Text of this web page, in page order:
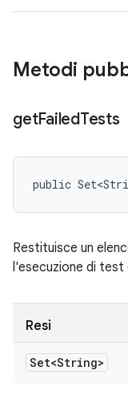
Metodi
getFailedTests
public
Restituisce un
l'esecuzione di
Resi
Set<String>